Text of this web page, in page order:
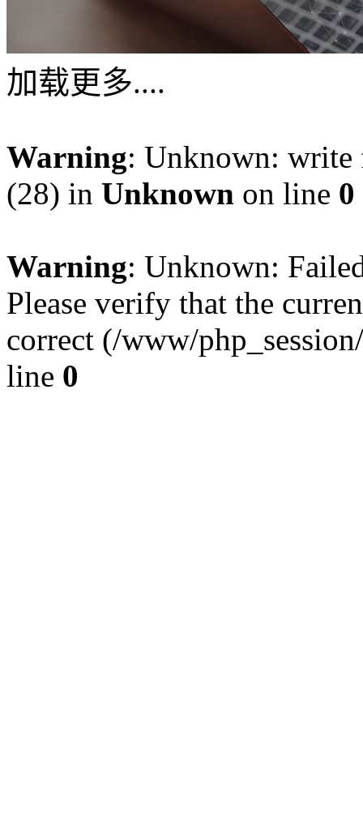
加载更多....
Warning: Unknown: write
(28) in Unknown on line 0
Warning: Unknown:
Please verify that the
correct (/www/
line 0